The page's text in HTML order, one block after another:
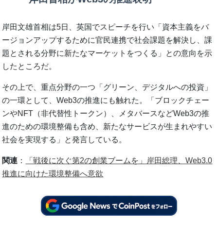
岸田文雄首相は5日、英国でスピーチを行い「資本主義をバ
ージョンアップするために官民連携で社会課題を解決し、課
題とされる分野に新たなマーケットをつくる」との意向を示
したところだ。
その上で、重点分野の一つ「グリーン、デジタルへの投資」
の一環として、Web3の推進にも触れた。「ブロックチェー
ンやNFT（非代替性トークン）、メタバースなどWeb3の推
進のための環境整備も含め、新たなサービスが生まれやすい
社会を実現する」と発言している。
関連 ：
「戦後に次ぐ第2の創業ブームを」岸田総理、Web3.0
推進に向けた環境整備へ意欲